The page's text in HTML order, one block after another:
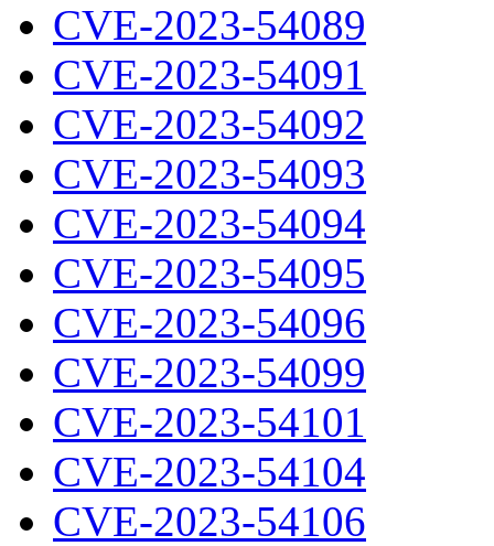
CVE-2023-54089
CVE-2023-54091
CVE-2023-54092
CVE-2023-54093
CVE-2023-54094
CVE-2023-54095
CVE-2023-54096
CVE-2023-54099
CVE-2023-54101
CVE-2023-54104
CVE-2023-54106